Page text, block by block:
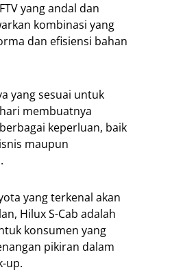
yang andal dan
kombinasi yang
dan efisiensi bahan
yang sesuai untuk
membuatnya
keperluan, baik
maupun
yang terkenal akan
Hilux S-Cab adalah
konsumen yang
pikiran dalam
up.